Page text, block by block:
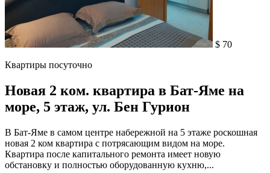
$ 70
Квартиры посуточно
Новая 2 ком. квартира в Бат-Яме на
море, 5 этаж, ул. Бен Гурион
В Бат-Яме в самом центре набережной на 5 этаже роскошная
новая 2 ком квартира с потрясающим видом на море.
Квартира после капитального ремонта имеет новую
обстановку и полностью оборудованную кухню,...